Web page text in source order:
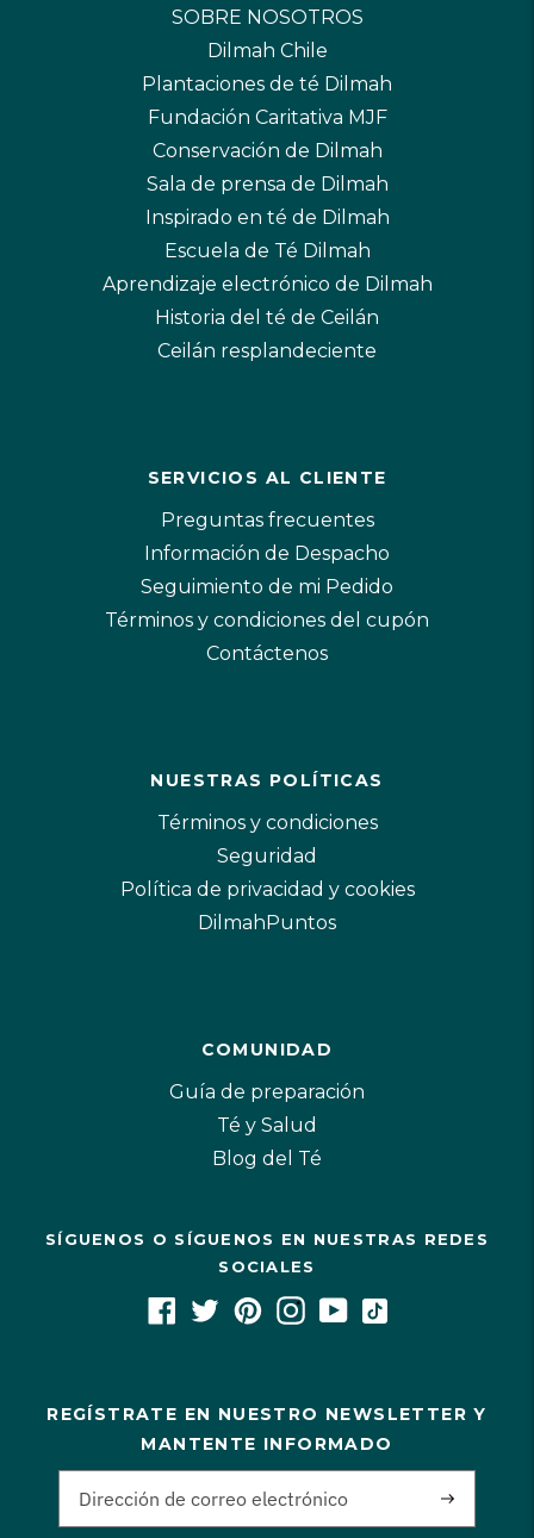
SOBRE NOSOTROS
Dilmah Chile
Plantaciones de té Dilmah
Fundación Caritativa MJF
Conservación de Dilmah
Sala de prensa de Dilmah
Inspirado en té de Dilmah
Escuela de Té Dilmah
Aprendizaje electrónico de Dilmah
Historia del té de Ceilán
Ceilán resplandeciente
SERVICIOS AL CLIENTE
Preguntas frecuentes
Información de Despacho
Seguimiento de mi Pedido
Términos y condiciones del cupón
Contáctenos
NUESTRAS POLÍTICAS
Términos y condiciones
Seguridad
Política de privacidad y cookies
DilmahPuntos
COMUNIDAD
Guía de preparación
Té y Salud
Blog del Té
SÍGUENOS O SÍGUENOS EN NUESTRAS REDES
SOCIALES
REGÍSTRATE EN NUESTRO NEWSLETTER Y
MANTENTE INFORMADO